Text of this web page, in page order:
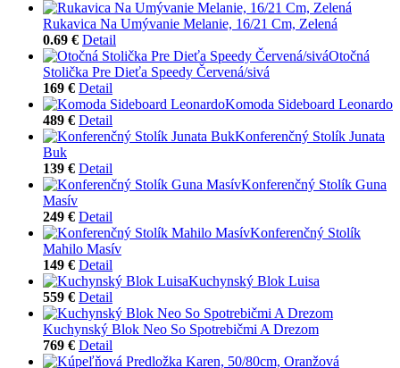
Rukavica Na Umývanie Melanie, 16/21 Cm, Zelená
0.69 € Detail
Otočná
Stolička Pre Dieťa Speedy Červená/sivá
169 € Detail
Komoda Sideboard Leonardo
489 € Detail
Konferenčný Stolík Junata
Buk
139 € Detail
Konferenčný Stolík Guna
Masív
249 € Detail
Konferenčný Stolík
Mahilo Masív
149 € Detail
Kuchynský Blok Luisa
559 € Detail
Kuchynský Blok Neo So Spotrebičmi A Drezom
769 € Detail